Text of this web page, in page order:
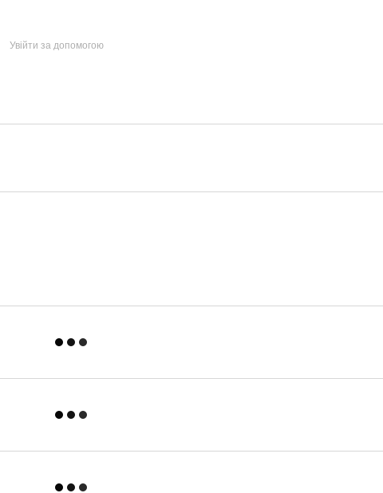
Увійти за допомогою